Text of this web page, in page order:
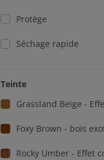
Protège
Séchage rapide
Teinte
Grassland Beige -
Foxy Brown - bois
Rocky Umber - Effet